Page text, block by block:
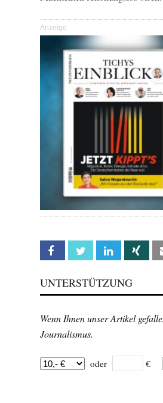
Anzeige
Facebook Twitter Linkedin Xing
UNTERSTÜTZUNG
Wenn Ihnen unser Artikel
Journalismus.
oder €